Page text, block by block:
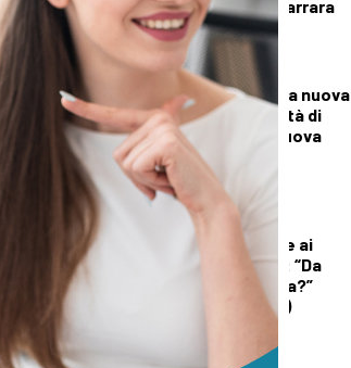
lutto cittadino a Carrara
per i funerali
CRONACA
A Palazzo Mazzini la nuova
Casa della Comunità di
Pontremoli: è la nuova
sede della sanità
territoriale
DEMOGRAFICA
Licia Colò risponde ai
commenti sull’età: “Da
quando è un’offesa?”
(solo per le donne)